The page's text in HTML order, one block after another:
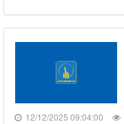
12/12/2025 09:04:00